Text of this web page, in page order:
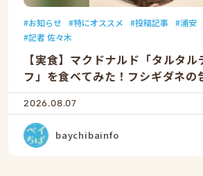
お知らせ 特にオススメ 投稿記事 浦安
記者 佐々木
【実食】マクドナルド「タルタ
フ」を食べてみた！フシギダネの
2026.08.07
baychibainfo